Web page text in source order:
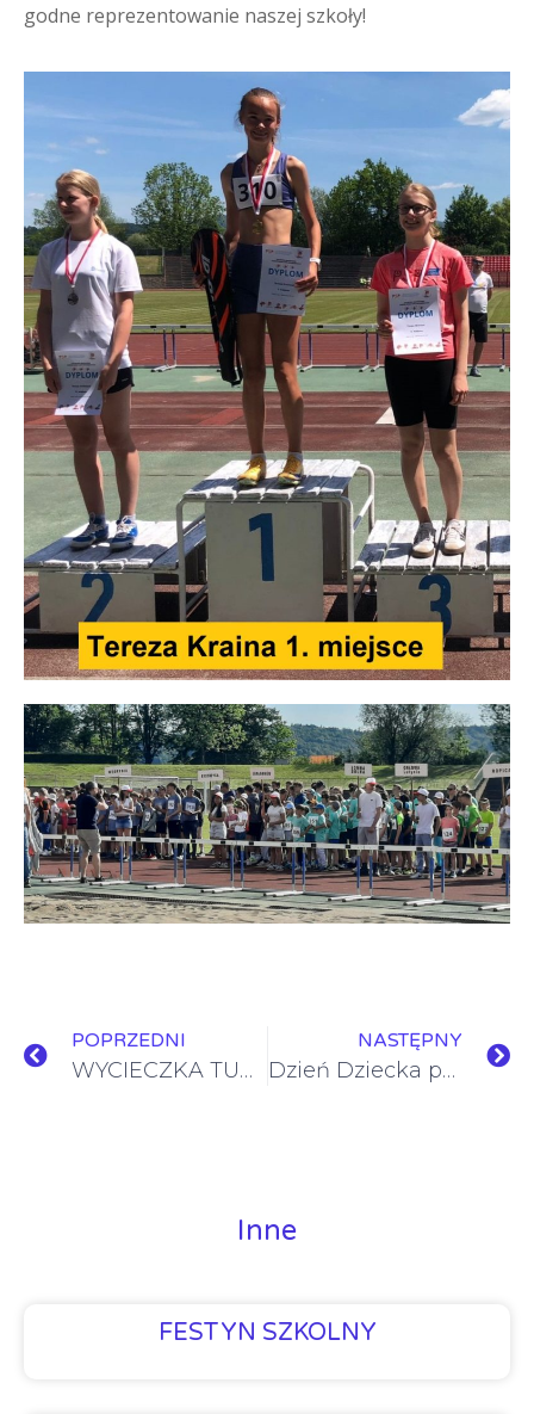
godne reprezentowanie naszej szkoły!
POPRZEDNI
WYCIECZKA TURYSTYCZNA NA KICZERĘ
NASTĘPNY
Dzień Dziecka pełen radości i wspólnej zabawy
Inne
FESTYN SZKOLNY